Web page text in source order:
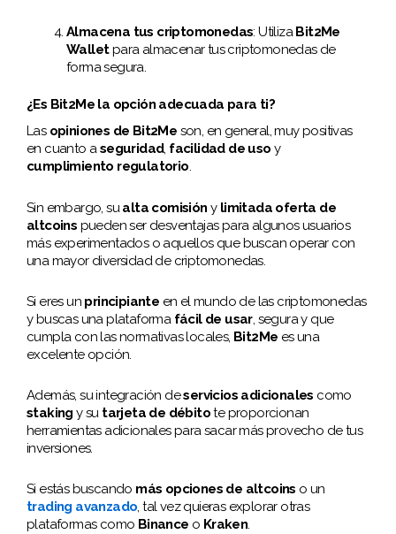
Almacena tus criptomonedas: UtilizaBit2Me
Walletpara almacenar tus criptomonedas de
forma segura.
¿Es Bit2Me la opción adecuada para ti?
Las opiniones de Bit2Me son, en general, muy positivas
en cuanto aseguridad, facilidad de uso y
cumplimiento regulatorio.
Sin embargo, su alta comisión y limitada oferta de
altcoins pueden ser desventajas para algunos usuarios
más experimentados o aquellos que buscan operar con
una mayor diversidad de criptomonedas.
Si eres un principiante en el mundo de las criptomonedas
y buscas una plataforma fácil de usar, segura y que
cumpla con las normativas locales, Bit2Me es una
excelente opción.
Además, su integración deservicios adicionales como
staking y su tarjeta de débitote proporcionan
herramientas adicionales para sacar más provecho de tus
inversiones.
Si estás buscando más opciones de altcoins o un
trading avanzado, tal vez quieras explorar otras
plataformas como Binance o Kraken.